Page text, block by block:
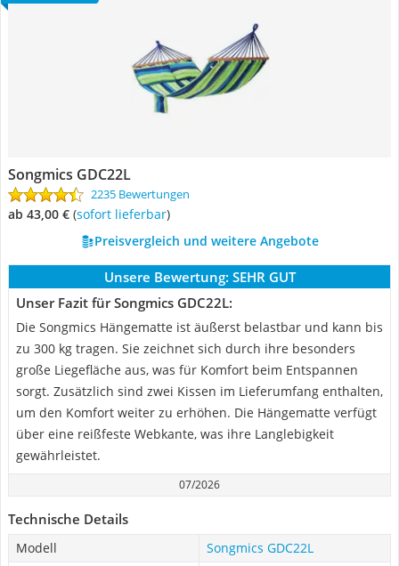
Songmics GDC22L
2235 Bewertungen
ab 43,00 € ( Sofort lieferbar)
Preisvergleich und weitere Angebote
Unsere Bewertung: SEHR GUT
Unser Fazit für Songmics GDC22L:
Die Songmics Hängematte ist äußerst belastbar und kann bis
zu 300 kg tragen. Sie zeichnet sich durch ihre besonders
große Liegefläche aus, was für Komfort beim Entspannen
sorgt. Zusätzlich sind zwei Kissen im Lieferumfang enthalten,
um den Komfort weiter zu erhöhen. Die Hängematte verfügt
über eine reißfeste Webkante, was ihre Langlebigkeit
gewährleistet.
07/2026
Technische Details
Modell
Songmics GDC22L